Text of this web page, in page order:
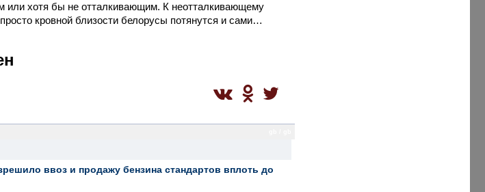
или хотя бы не отталкивающим. К неотталкивающему
кровной близости белорусы потянутся и сами…
ввоз и продажу бензина стандартов вплоть до